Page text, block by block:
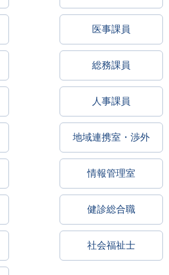
医事課員
総務課員
人事課員
地域連携室・渉外
情報管理室
健診総合職
社会福祉士